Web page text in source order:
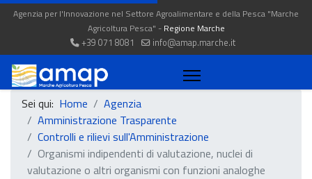
Agenzia per l'Innovazione nel Settore Agroalimentare e della Pesca "Marche
Agricoltura Pesca" - Regione Marche
+39 071 8081
info@amap.marche.it
Sei qui: Home
Agenzia
Amministrazione Trasparente
Controlli e rilievi sull'Amministrazione
Organismi indipendenti di valutazione, nuclei di
valutazione o altri organismi con funzioni analoghe